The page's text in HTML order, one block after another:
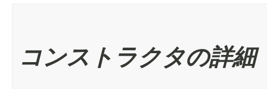
コンストラクタの詳細